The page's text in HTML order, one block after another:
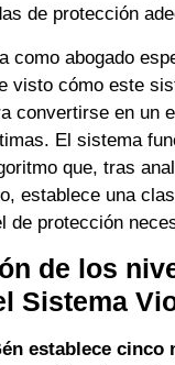
de protección
como abogado
visto cómo este
convertirse en un
El sistema
que, tras
establece una
de protección
de los
Sistema
establece cinco